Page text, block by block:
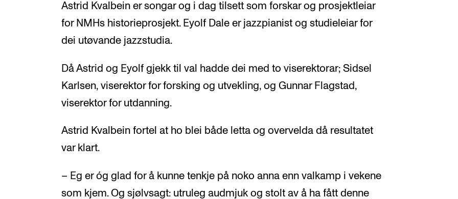
Astrid Kvalbein er songar og i dag tilsett som forskar og prosjektleiar
for NMHs historieprosjekt. Eyolf Dale er jazzpianist og studieleiar for
dei utøvande jazzstudia.
Då Astrid og Eyolf gjekk til val hadde dei med to viserektorar; Sidsel
Karlsen, viserektor for forsking og utvekling, og Gunnar Flagstad,
viserektor for utdanning.
Astrid Kvalbein fortel at ho blei både letta og overvelda då resultatet
var klart.
– Eg er óg glad for å kunne tenkje på noko anna enn valkamp i vekene
som kjem. Og sjølvsagt: utruleg audmjuk og stolt av å ha fått denne